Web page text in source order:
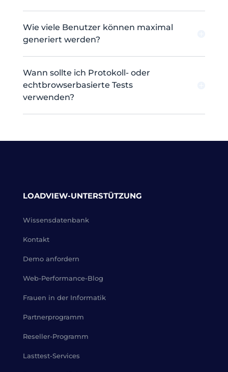
Wie viele Benutzer können maximal
generiert werden?
Wann sollte ich Protokoll- oder
echtbrowserbasierte Tests
verwenden?
LOADVIEW-UNTERSTÜTZUNG
Wissensdatenbank
Kontakt
Demo anfordern
Web-Performance-Blog
Frauen in der Informatik
Partnerprogramm
Reseller-Programm
Lasttest-Services